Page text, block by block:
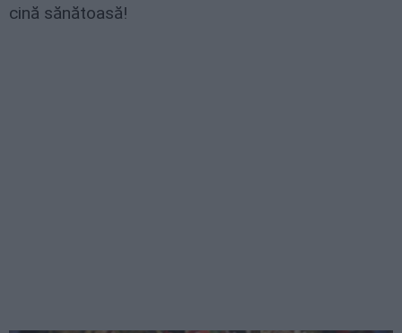
cină sănătoasă!